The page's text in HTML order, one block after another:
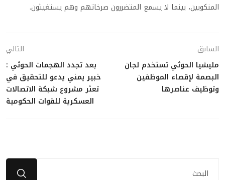
المنكوبين، بينما لا يسمع المتضررون صرخاتهم وهم يستغيثون.
السابق
مليشيا الحوثي تستخدم لجان
البصمة لإقصاء الموظفين
وتوظيف عناصرها
التالي
بعد تجدد الهجمات الحوثي :
خبير يمني يدعو للتحقيق في
تعثر مشروع شبكة الاتصالات
العسكرية للقوات الحكومية